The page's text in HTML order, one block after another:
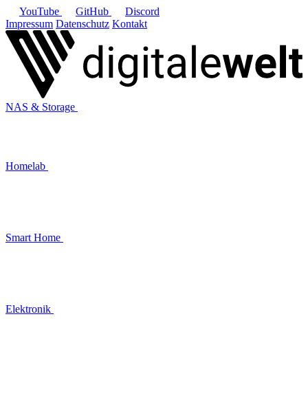
YouTube GitHub
Discord
Impressum Datenschutz Kontakt
NAS & Storage
Homelab
Smart Home
Elektronik